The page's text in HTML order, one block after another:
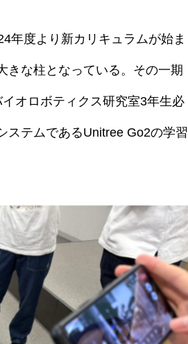
年度より新カリキュラムが始ま
きな柱となっている。その一期
オロボティクス研究室3年生必
ステムであるUnitree Go2の学習